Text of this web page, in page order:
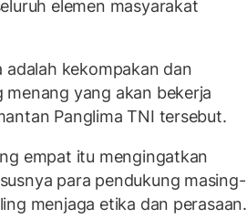
elemen masyarakat
adalah kekompakan dan
yang akan bekerja
Panglima TNI tersebut.
empat itu mengingatkan
para pendukung masing-
menjaga etika dan perasaan.